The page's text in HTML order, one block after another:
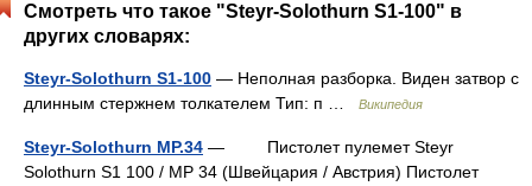
Смотреть что такое "Steyr-Solothurn S1-100" в
других словарях:
Steyr-Solothurn S1-100 — Неполная разборка. Виден затвор с
длинным стержнем толкателем Тип: п …
Википедия
Steyr-Solothurn MP.34 — Пистолет пулемет Steyr
Solothurn S1 100 / MP 34 (Швейцария / Австрия) Пистолет